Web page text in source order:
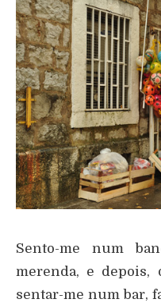
Sento-me num
merenda, e depois,
sentar-me num bar,